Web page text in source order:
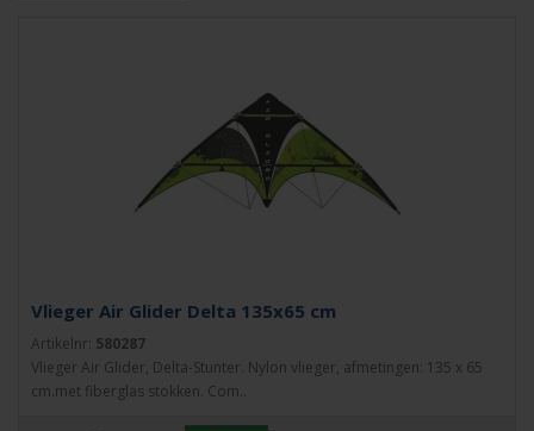
Vlieger Air Glider Delta 135x65 cm
Artikelnr: 580287
Vlieger Air Glider, Delta-Stunter. Nylon vlieger, afmetingen: 135 x 65
cm.met fiberglas stokken. Com..